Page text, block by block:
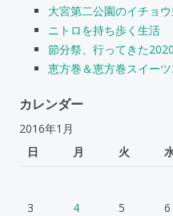
大宮第二公園のイチョ
ニトロを持ち歩く生活
節分祭、行ってきた2020
恵方巻＆恵方巻スイー
カレンダー
2016年1月
日
月 火
3
4 5 6